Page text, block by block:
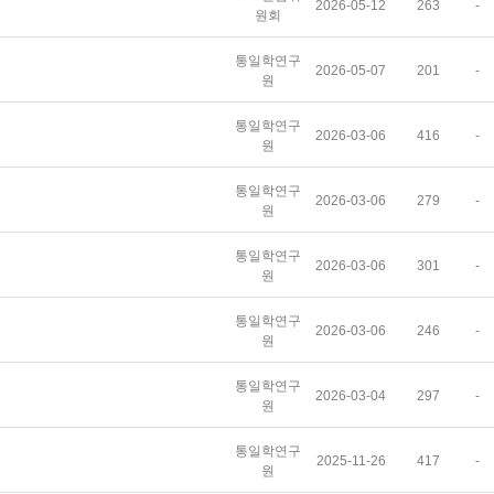
원회
2026-05-12 263 -
통일학연구
원
2026-05-07 201 -
통일학연구
원
2026-03-06 416 -
통일학연구
원
2026-03-06 279 -
통일학연구
원
2026-03-06 301 -
통일학연구
원
2026-03-06 246 -
통일학연구
원
2026-03-04 297 -
통일학연구
원
2025-11-26 417 -